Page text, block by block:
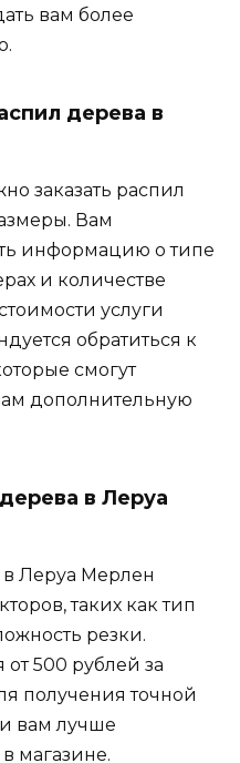
вам более
дерева в
заказать распил
Вам
информацию о типе
и количестве
услуги
обратиться к
смогут
дополнительную
в Леруа
в Леруа Мерлен
таких как тип
резки.
500 рублей за
получения точной
вам лучше
магазине.